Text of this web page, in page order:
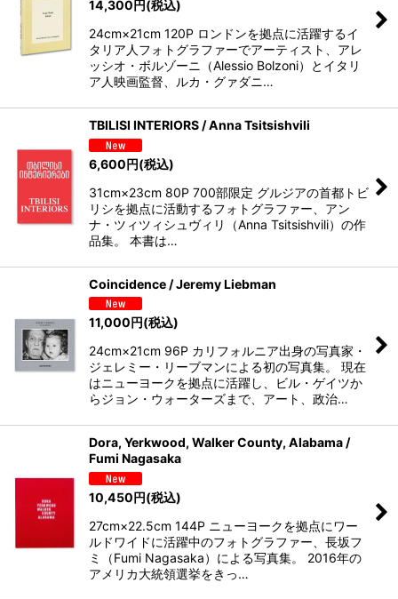
14,300円(税込)
24cm×21cm 120P ロンドンを拠点に活躍するイ
タリア人フォトグラファーでアーティスト、アレ
ッシオ・ボルゾーニ（Alessio Bolzoni）とイタリ
ア人映画監督、ルカ・グァダニ…
TBILISI INTERIORS / Anna Tsitsishvili
6,600円(税込)
31cm×23cm 80P 700部限定 グルジアの首都トビ
リシを拠点に活動するフォトグラファー、アン
ナ・ツィツィシュヴィリ（Anna Tsitsishvili）の作
品集。 本書は…
Coincidence / Jeremy Liebman
11,000円(税込)
24cm×21cm 96P カリフォルニア出身の写真家・
ジェレミー・リーブマンによる初の写真集。 現在
はニューヨークを拠点に活躍し、ビル・ゲイツか
らジョン・ウォーターズまで、アート、政治…
Dora, Yerkwood, Walker County, Alabama /
Fumi Nagasaka
10,450円(税込)
27cm×22.5cm 144P ニューヨークを拠点にワー
ルドワイドに活躍中のフォトグラファー、長坂フ
ミ（Fumi Nagasaka）による写真集。 2016年の
アメリカ大統領選挙をきっ…